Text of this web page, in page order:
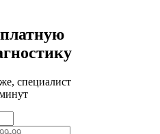
специалист